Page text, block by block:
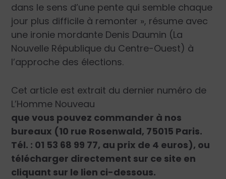
dans le sens d’une pente qui semble chaque
jour plus difficile à remonter », résume avec
une ironie mordante Denis Daumin (La
Nouvelle République du Centre-Ouest) à
l’approche des élections.
Cet article est extrait du dernier numéro de
L’Homme Nouveau
que vous pouvez commander à nos
bureaux (10 rue Rosenwald, 75015 Paris.
Tél. : 01 53 68 99 77, au prix de 4 euros), ou
télécharger directement sur ce site en
cliquant sur le lien ci-dessous.